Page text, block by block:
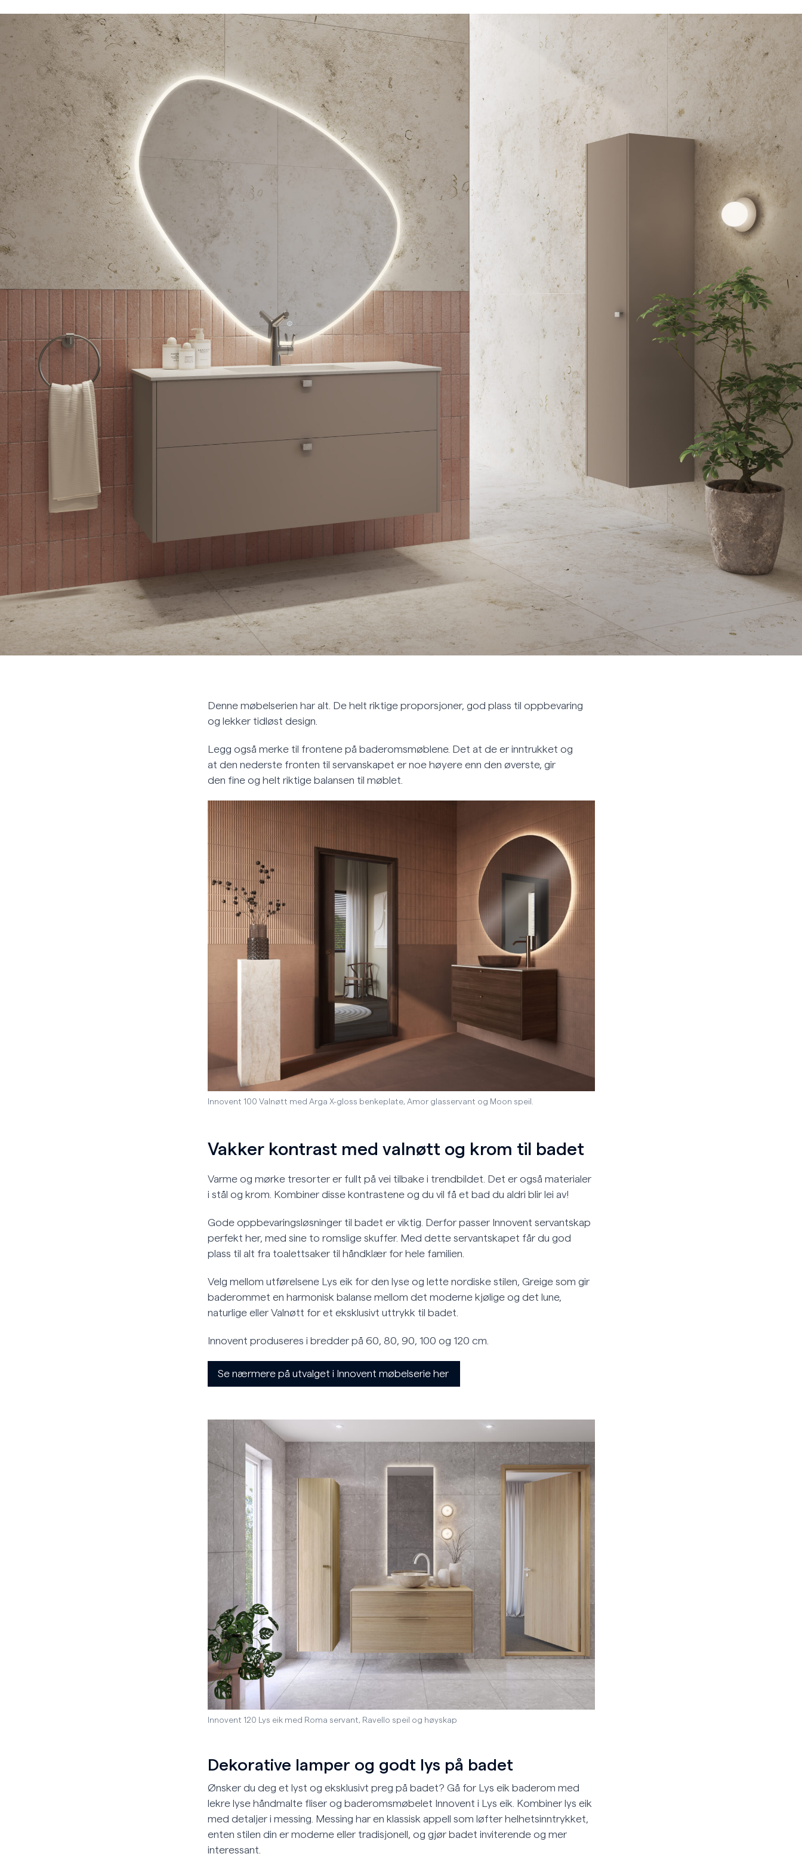
Denne møbelserien har alt. De helt riktige proporsjoner, god plass til oppbevaring
og lekker tidløst design.
Legg også merke til frontene på baderomsmøblene. Det at de er inntrukket og
at den nederste fronten til servanskapet er noe høyere enn den øverste, gir
den fine og helt riktige balansen til møblet.
Innovent 100 Valnøtt med Arga X-gloss benkeplate, Amor glasservant og Moon speil.
Vakker kontrast med valnøtt og krom til badet
Varme og mørke tresorter er fullt på vei tilbake i trendbildet. Det er også materialer
i stål og krom. Kombiner disse kontrastene og du vil få et bad du aldri blir lei av!
Gode oppbevaringsløsninger til badet er viktig. Derfor passer Innovent servantskap
perfekt her, med sine to romslige skuffer. Med dette servantskapet får du god
plass til alt fra toalettsaker til håndklær for hele familien.
Velg mellom utførelsene Lys eik for den lyse og lette nordiske stilen, Greige som gir
baderommet en harmonisk balanse mellom det moderne kjølige og det lune,
naturlige eller Valnøtt for et eksklusivt uttrykk til badet.
Innovent produseres i bredder på 60, 80, 90, 100 og 120 cm.
Se nærmere på utvalget i Innovent møbelserie her
Innovent 120 Lys eik med Roma servant, Ravello speil og høyskap
Dekorative lamper og godt lys på badet
Ønsker du deg et lyst og eksklusivt preg på badet? Gå for Lys eik baderom med
lekre lyse håndmalte fliser og baderomsmøbelet Innovent i Lys eik. Kombiner lys eik
med detaljer i messing. Messing har en klassisk appell som løfter helhetsinntrykket,
enten stilen din er moderne eller tradisjonell, og gjør badet inviterende og mer
interessant.